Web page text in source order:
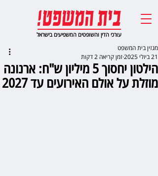
עורכי הדין והשופטים המשפיעים בישראל
הילטון יחסוך 5 מיליון ש"ח: ארנונה
מוזלת על אולם האירועים עד 2027
מגזין בית המשפט
21 ביולי 2025
זמן קריאה 2 דקות